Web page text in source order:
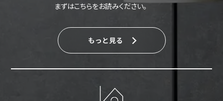
まずはこちらをお読みください。
もっと見る